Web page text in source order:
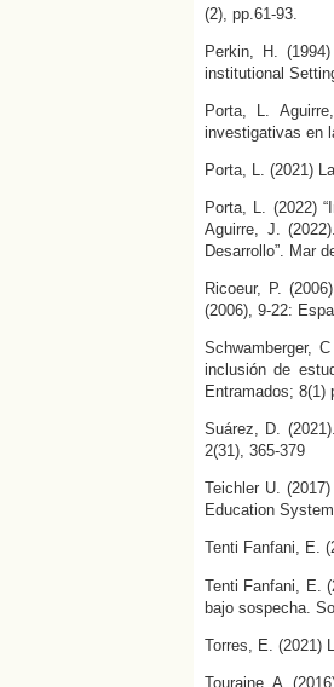
(2), pp.61-93.
Perkin, H.
institutional
Porta, L.
investigativas en
Porta, L. (2021)
Porta, L. (2022)
Aguirre, J.
Desarrollo”. Mar
Ricoeur, P.
(2006), 9-22:
Schwamberger,
inclusión de
Entramados; 8(1)
Suárez, D.
2(31), 365-379
Teichler U.
Education
Tenti Fanfani, E.
Tenti Fanfani, E.
bajo sospecha.
Torres, E. (2021)
Touraine, A.